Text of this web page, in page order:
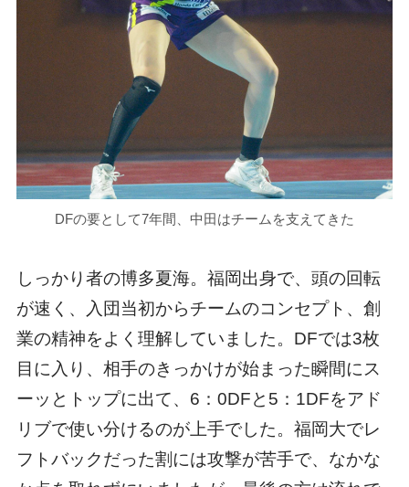
DFの要として7年間、中田はチームを支えてきた
しっかり者の博多夏海。福岡出身で、頭の回転
が速く、入団当初からチームのコンセプト、創
業の精神をよく理解していました。DFでは3枚
目に入り、相手のきっかけが始まった瞬間にス
ーッとトップに出て、6：0DFと5：1DFをアド
リブで使い分けるのが上手でした。福岡大でレ
フトバックだった割には攻撃が苦手で、なかな